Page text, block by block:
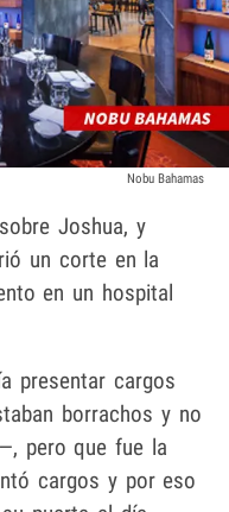
Nobu Bahamas
Joshua, y
un corte en la
en un hospital
presentar cargos
borrachos y no
pero que fue la
cargos y por eso